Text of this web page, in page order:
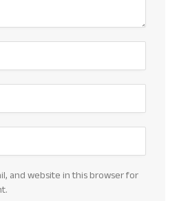
and website in this browser for